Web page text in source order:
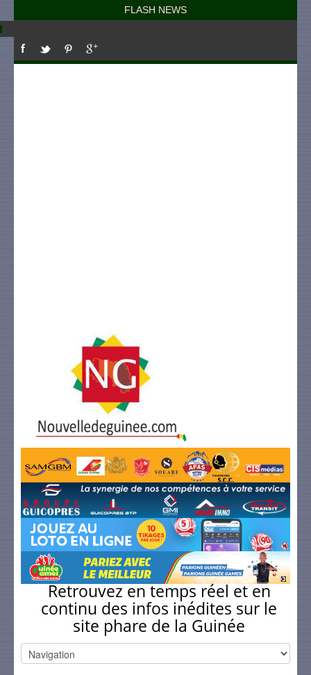
FLASH NEWS
Retrouvez en temps réel et en
continu des infos inédites sur le
site phare de la Guinée